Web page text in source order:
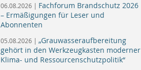
06.08.2026 | Fachforum Brandschutz 2026
– Ermäßigungen für Leser und
Abonnenten
05.08.2026 | „Grauwasseraufbereitung
gehört in den Werkzeugkasten moderner
Klima- und Ressourcenschutzpolitik“